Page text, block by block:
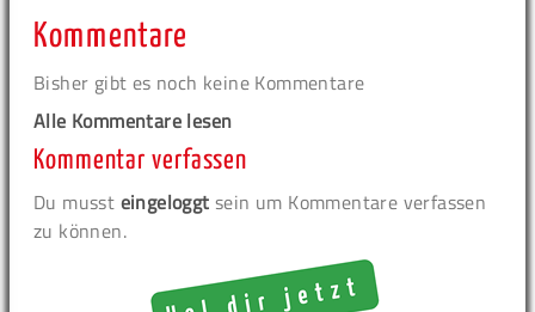
Kommentare
Bisher gibt es noch keine Kommentare
Alle Kommentare lesen
Kommentar verfassen
Du musst eingeloggt sein um Kommentare verfassen
zu können.